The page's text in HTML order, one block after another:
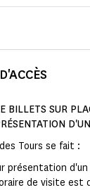
BILLETS SUR
Tours se fait :
présentation
de visite est